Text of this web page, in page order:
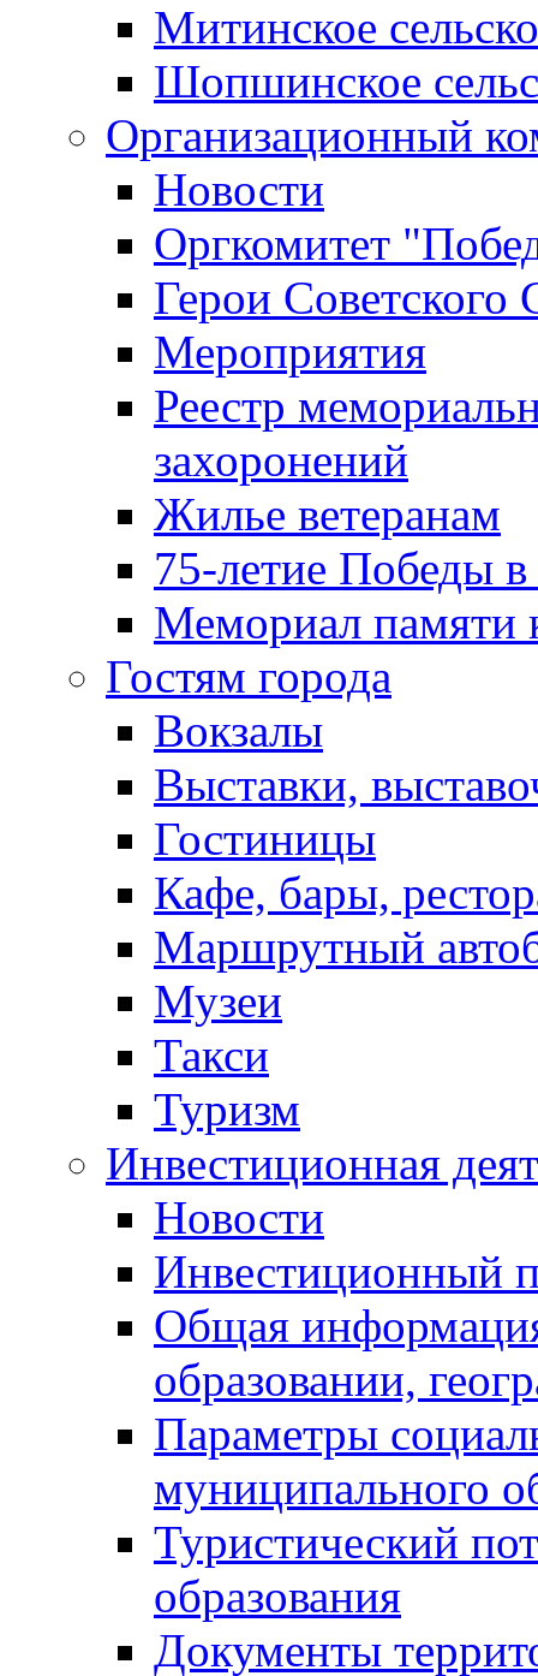
Митинское
Шопшинское
Организационный
Новости
Оргкомитет
Герои Советского
Мероприятия
Реестр
захоронений
Жилье ветеранам
75-летие Победы
Мемориал памяти
Гостям города
Вокзалы
Выставки,
Гостиницы
Кафе, бары,
Маршрутный
Музеи
Такси
Туризм
Инвестиционная
Новости
Инвестиционный
Общая
образовании,
Параметры
муниципального
Туристический
образования
Документы